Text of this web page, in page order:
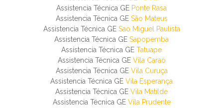
Assistencia Técnica GE Ponte Rasa
Assistencia Técnica GE São Mateus
Assistencia Técnica GE Sao Miguel Paulista
Assistencia Técnica GE Sapopemba
Assistencia Técnica GE Tatuape
Assistencia Técnica GE Vila Carao
Assistencia Técnica GE Vila Curuça
Assistencia Técnica GE Vila Esperança
Assistencia Técnica GE Vila Matilde
Assistencia Técnica GE Vila Prudente